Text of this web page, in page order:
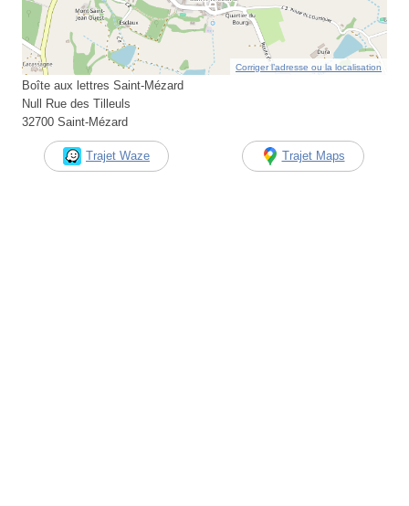
Corriger l’adresse ou la localisation
Boîte aux lettres Saint-Mézard
Null Rue des Tilleuls
32700 Saint-Mézard
Trajet Waze Trajet Maps